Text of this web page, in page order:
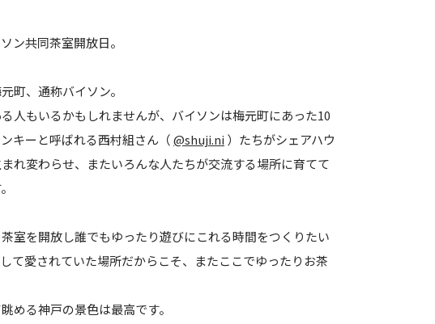
ン共同茶室開放日。
町、通称バイソン。
人もいるかもしれませんが、バイソンは梅元町にあった10
キーと呼ばれる西村組さん（@shuji.ni）たちがシェアハウ
れ変わらせ、またいろんな人たちが交流する場所に育てて
室を開放し誰でもゆったり遊びにこれる時間をつくりたい
て愛されていた場所だからこそ、またここでゆったりお茶
める神戸の景色は最高です。